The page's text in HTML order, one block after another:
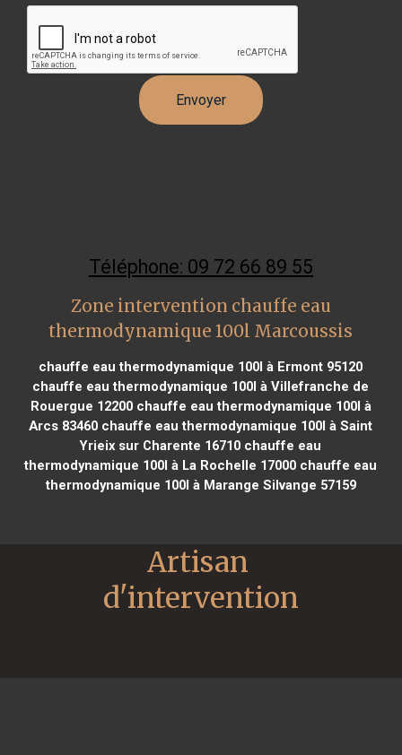
Téléphone: 09 72 66 89 55
Zone intervention chauffe eau
thermodynamique 100l Marcoussis
chauffe eau thermodynamique 100l à Ermont 95120
chauffe eau thermodynamique 100l à Villefranche de
Rouergue 12200chauffe eau thermodynamique 100l à
Arcs 83460 chauffe eau thermodynamique 100l à Saint
Yrieix sur Charente 16710 chauffe eau
thermodynamique 100l à La Rochelle 17000 chauffe eau
thermodynamique 100l à Marange Silvange 57159
Artisan
d'intervention